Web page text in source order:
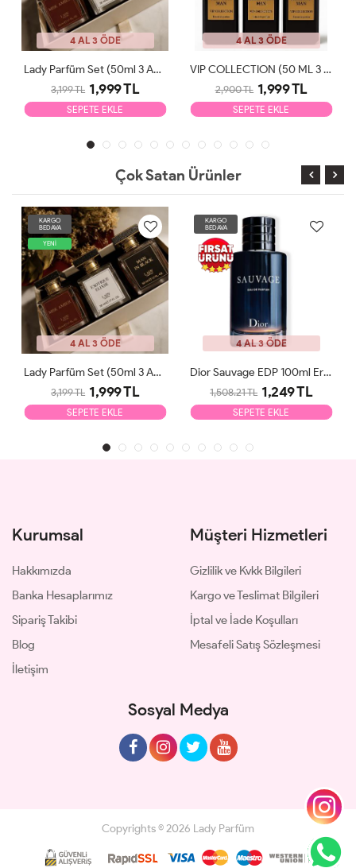
4 AL 3 ÖDE
Lady Parfüm Set (50ml 3 Adet)
3,199 TL 1,999 TL
SEPETE EKLE
4 AL 3 ÖDE
VIP COLLECTION (50 ML 3 ADET)
2,900 TL 1,999 TL
SEPETE EKLE
Çok Satan Ürünler
KARGO
BEDAVA
YENİ
4 AL 3 ÖDE
Lady Parfüm Set (50ml 3 Adet)
3,199 TL 1,999 TL
SEPETE EKLE
KARGO
BEDAVA
4 AL 3 ÖDE
Dior Sauvage EDP 100ml Erkek Parfüm Tester
1,508.21 TL 1,249 TL
SEPETE EKLE
Kurumsal
Hakkımızda
Banka Hesaplarımız
Sipariş Takibi
Blog
İletişim
Müşteri Hizmetleri
Gizlilik ve Kvkk Bilgileri
Kargo ve Teslimat Bilgileri
İptal ve İade Koşulları
Mesafeli Satış Sözleşmesi
Sosyal Medya
Copyrights © 2026 Lady Parfüm